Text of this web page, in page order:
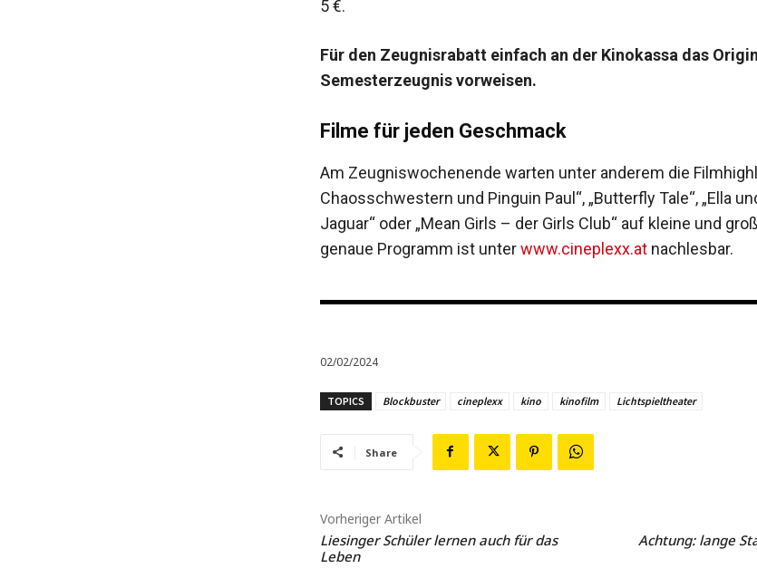
5 €.
Für den Zeugnisrabatt einfach an der Kinokassa das
Semesterzeugnis vorweisen.
Filme für jeden Geschmack
Am Zeugniswochenende warten unter anderem die
Chaosschwestern und Pinguin Paul“, „Butterfly Tale“, „Ella
Jaguar“ oder „Mean Girls – der Girls Club“ auf kleine und
genaue Programm ist unterwww.cineplexx.atnachlesbar.
02/02/2024
TOPICS Blockbuster cineplexx kino kinofilm Lichtspieltheater
Share
Vorheriger Artikel
Liesinger Schüler lernen auch für das
Leben
Achtung: lange